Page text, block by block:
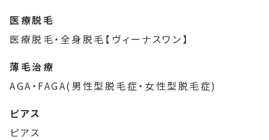
医療脱毛
医療脱毛・全身脱毛【ヴィーナスワン】
薄毛治療
AGA・FAGA(男性型脱毛症・女性型脱毛症)
ピアス
ピアス